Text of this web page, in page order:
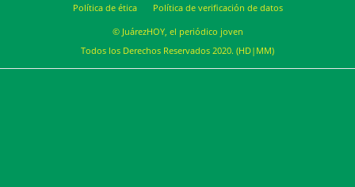
Política de ética
Política de verificación de datos
© JuárezHOY, el periódico joven
Todos los Derechos Reservados 2020. (HD|MM)